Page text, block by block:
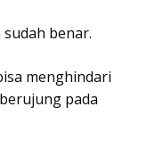
benar.
menghindari
pada